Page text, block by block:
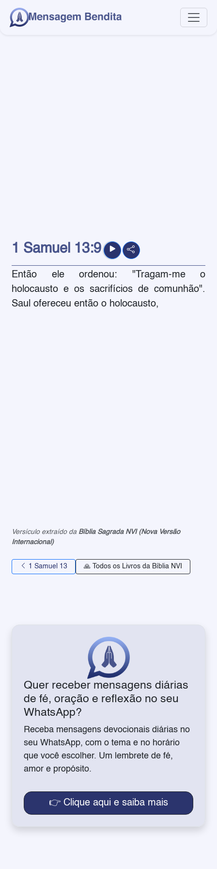
1 Samuel 13:9
Então ele ordenou: "Tragam-me o
holocausto e os sacrifícios de comunhão".
Saul ofereceu então o holocausto,
Versículo extraído da Bíblia Sagrada NVI (Nova Versão
Internacional)
1 Samuel 13 🙏 Todos os Livros da Bíblia NVI
Quer receber mensagens diárias
de fé, oração e reflexão no seu
WhatsApp?
Receba mensagens devocionais diárias no
seu WhatsApp, com o tema e no horário
que você escolher. Um lembrete de fé,
amor e propósito.
👉 Clique aqui e saiba mais